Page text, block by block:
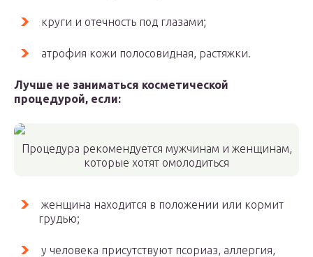
круги и отечность под глазами;
атрофия кожи полосовидная, растяжки.
Лучше не заниматься косметической
процедурой, если:
Процедура рекомендуется мужчинам и женщинам,
которые хотят омолодиться
женщина находится в положении или кормит
грудью;
у человека присутствуют псориаз, аллергия,